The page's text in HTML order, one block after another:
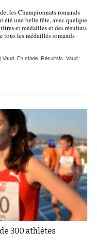
les Championnats romands
été une belle fête, avec quelque
et médailles et des résultats
tous les médaillés romands
Vaud, En stade, Résultats, Vaud :
300 athlètes